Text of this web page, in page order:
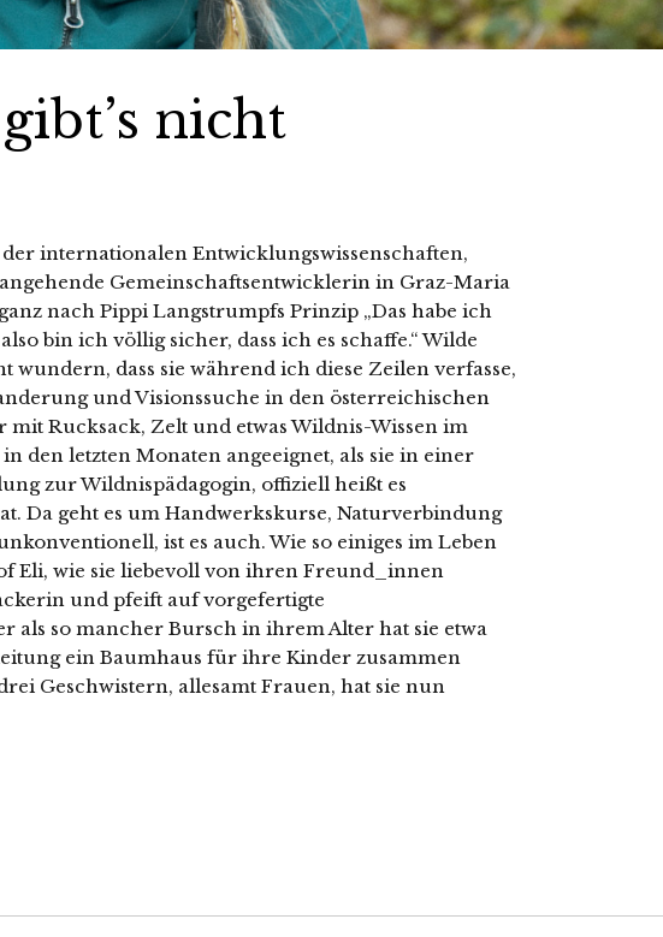
nicht
internationalen Entwicklungswissenschaften,
Gemeinschaftsentwicklerin in Graz-Maria
nach Pippi Langstrumpfs Prinzip „Das habe ich
bin ich völlig sicher, dass ich es schaffe.“ Wilde
wundern, dass sie während ich diese Zeilen verfasse,
und Visionssuche in den österreichischen
mit Rucksack, Zelt und etwas Wildnis-Wissen im
in den letzten Monaten angeeignet, als sie in einer
zur Wildnispädagogin, offiziell heißt es
Da geht es um Handwerkskurse, Naturverbindung
ist es auch. Wie so einiges im Leben
Eli, wie sie liebevoll von ihren Freund_innen
und pfeift auf vorgefertigte
als so mancher Bursch in ihrem Alter hat sie etwa
ein Baumhaus für ihre Kinder zusammen
Geschwistern, allesamt Frauen, hat sie nun